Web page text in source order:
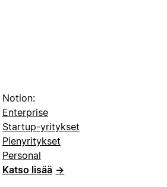
Notion:
Enterprise
Startup-yritykset
Pienyritykset
Personal
Katso lisää →